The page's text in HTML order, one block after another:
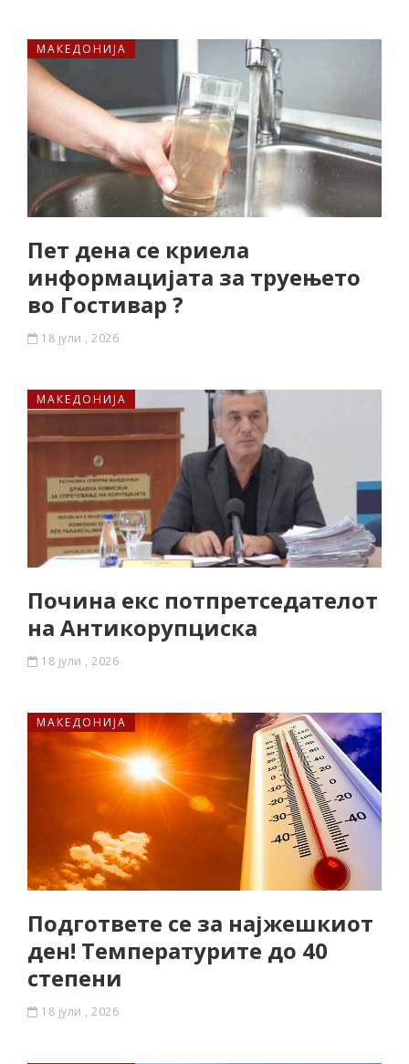
МАКЕДОНИЈА
Пет дена се криела
информацијата за труењето
во Гостивар ?
18 јули , 2026
МАКЕДОНИЈА
Почина екс потпретседателот
на Антикорупциска
18 јули , 2026
МАКЕДОНИЈА
Подгответе се за најжешкиот
ден! Температурите до 40
степени
18 јули , 2026